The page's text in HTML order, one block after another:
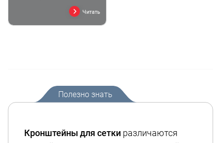
Читать
Полезно знать
Кронштейны для сетки различаются